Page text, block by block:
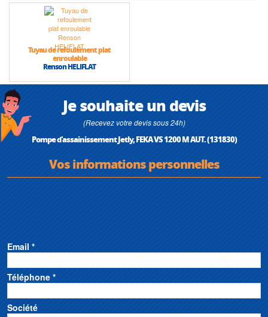
Tuyau de refoulement plat
enroulable
Renson HELIFLAT
Je souhaite un devis
(Recevez votre devis sous 24h)
Pompe d'assainissement Jetly, FEKA VS 1200 M AUT. (131830)
Vos informations personnelles
Email *
Téléphone *
Société